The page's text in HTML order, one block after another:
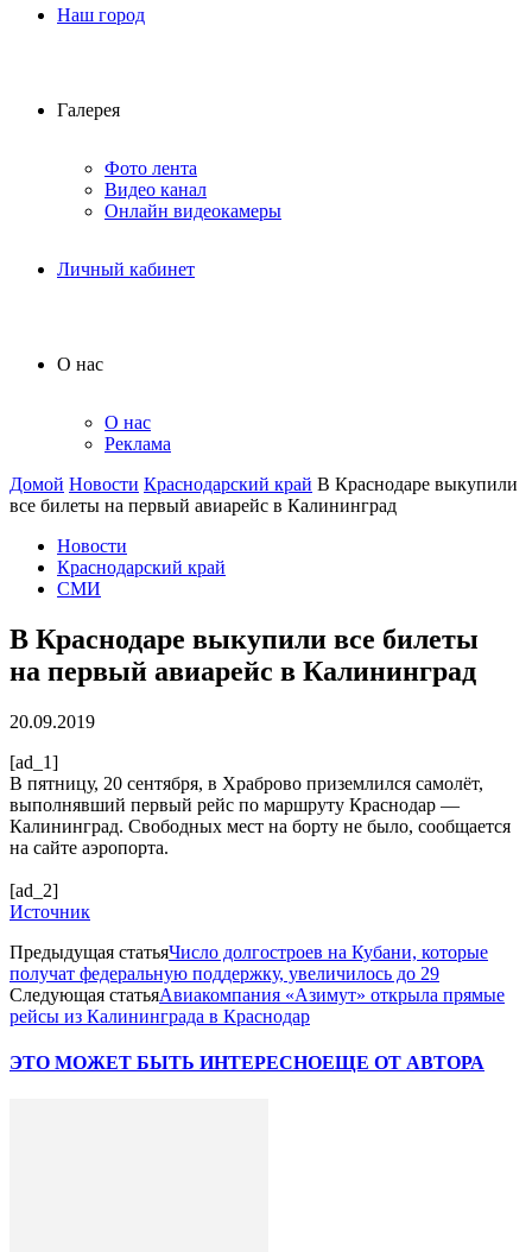
Наш город
Галерея
Фото лента
Видео канал
Онлайн видеокамеры
Личный кабинет
О нас
О нас
Реклама
Домой Новости Краснодарский край В Краснодаре выкупили
все билеты на первый авиарейс в Калининград
Новости
Краснодарский край
СМИ
В Краснодаре выкупили все билеты
на первый авиарейс в Калининград
20.09.2019
[ad_1]
В пятницу, 20 сентября, в Храброво приземлился самолёт,
выполнявший первый рейс по маршруту Краснодар —
Калининград. Свободных мест на борту не было, сообщается
на сайте аэропорта.
[ad_2]
Источник
Предыдущая статьяЧисло долгостроев на Кубани, которые
получат федеральную поддержку, увеличилось до 29
Следующая статьяАвиакомпания «Азимут» открыла прямые
рейсы из Калининграда в Краснодар
ЭТО МОЖЕТ БЫТЬ ИНТЕРЕСНОЕЩЕ ОТ АВТОРА